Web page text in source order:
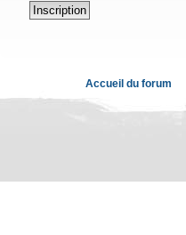
Inscription
Accueil du forum